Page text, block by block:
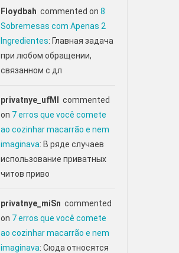
Floydbah commented on 8
Sobremesas com Apenas 2
Ingredientes: Главная задача
при любом обращении,
связанном с дл
privatnye_ufMl
commented
on 7 erros que você comete
ao cozinhar macarrão e nem
imaginava: В ряде случаев
использование приватных
читов приво
privatnye_miSn commented
on 7 erros que você comete
ao cozinhar macarrão e nem
imaginava: Сюда относятся